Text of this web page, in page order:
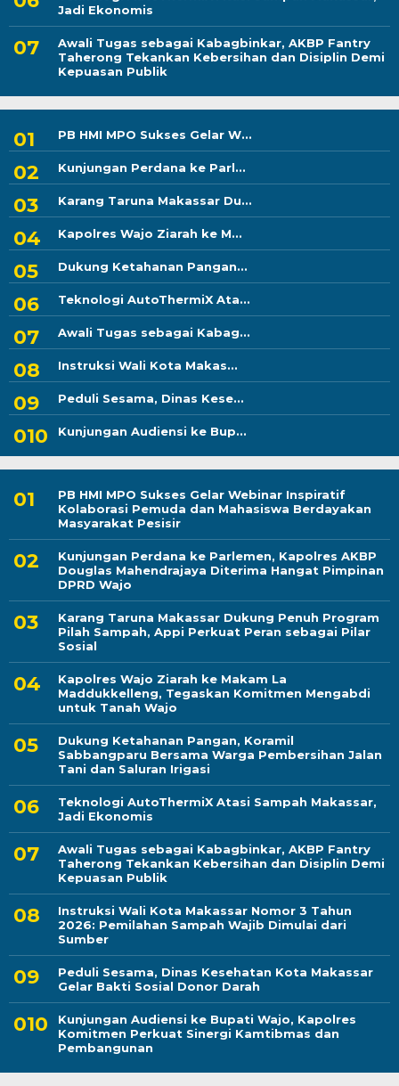
Jadi Ekonomis
Awali Tugas sebagai Kabagbinkar, AKBP Fantry
Taherong Tekankan Kebersihan dan Disiplin Demi
Kepuasan Publik
PB HMI MPO Sukses Gelar W...
Kunjungan Perdana ke Parl...
Karang Taruna Makassar Du...
Kapolres Wajo Ziarah ke M...
Dukung Ketahanan Pangan...
Teknologi AutoThermiX Ata...
Awali Tugas sebagai Kabag...
Instruksi Wali Kota Makas...
Peduli Sesama, Dinas Kese...
Kunjungan Audiensi ke Bup...
PB HMI MPO Sukses Gelar Webinar Inspiratif
Kolaborasi Pemuda dan Mahasiswa Berdayakan
Masyarakat Pesisir
Kunjungan Perdana ke Parlemen, Kapolres AKBP
Douglas Mahendrajaya Diterima Hangat Pimpinan
DPRD Wajo
Karang Taruna Makassar Dukung Penuh Program
Pilah Sampah, Appi Perkuat Peran sebagai Pilar
Sosial
Kapolres Wajo Ziarah ke Makam La
Maddukkelleng, Tegaskan Komitmen Mengabdi
untuk Tanah Wajo
Dukung Ketahanan Pangan, Koramil
Sabbangparu Bersama Warga Pembersihan Jalan
Tani dan Saluran Irigasi
Teknologi AutoThermiX Atasi Sampah Makassar,
Jadi Ekonomis
Awali Tugas sebagai Kabagbinkar, AKBP Fantry
Taherong Tekankan Kebersihan dan Disiplin Demi
Kepuasan Publik
Instruksi Wali Kota Makassar Nomor 3 Tahun
2026: Pemilahan Sampah Wajib Dimulai dari
Sumber
Peduli Sesama, Dinas Kesehatan Kota Makassar
Gelar Bakti Sosial Donor Darah
Kunjungan Audiensi ke Bupati Wajo, Kapolres
Komitmen Perkuat Sinergi Kamtibmas dan
Pembangunan